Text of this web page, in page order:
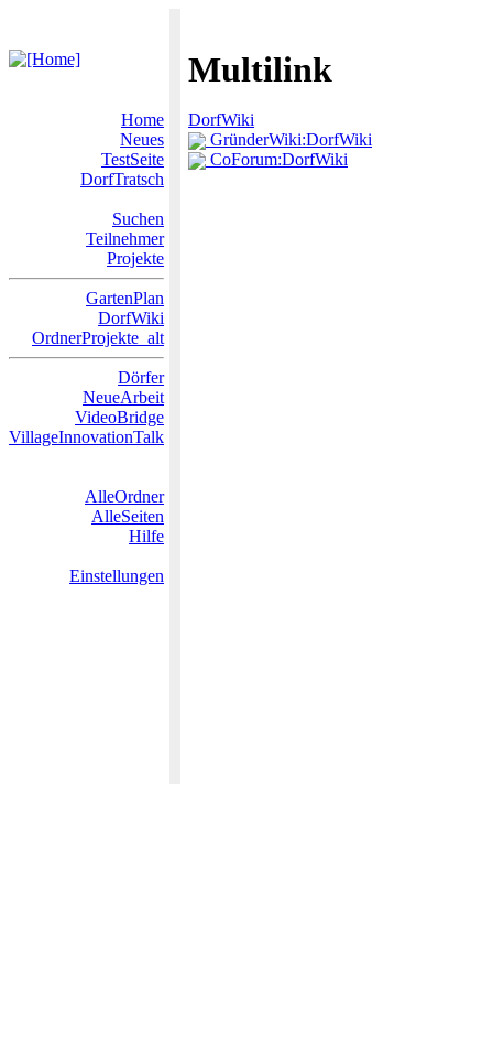
Multilink
Home
Neues
TestSeite
DorfTratsch
Suchen
Teilnehmer
Projekte
GartenPlan
DorfWiki
OrdnerProjekte_alt
Dörfer
NeueArbeit
VideoBridge
VillageInnovationTalk
AlleOrdner
AlleSeiten
Hilfe
Einstellungen
DorfWiki
GründerWiki:DorfWiki
CoForum:DorfWiki